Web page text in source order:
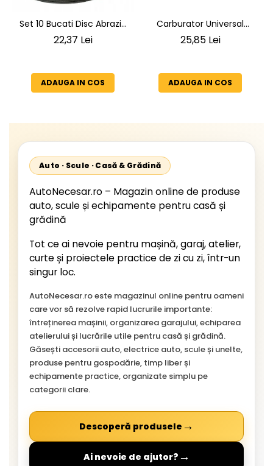
Set 10 Bucati Disc Abraziv
Subtire pentru Taiat Metal
(Model 42503)
22,37 Lei
ADAUGA IN COS
Carburator Universal
Motocoasa pe Benzina
Demon, NAC, John
Gardener, Eurotec, Makita,
25,85 Lei
ADAUGA IN COS
Auto · Scule · Casă & Grădină
AutoNecesar.ro – Magazin online de produse
auto, scule și echipamente pentru casă și
grădină
Tot ce ai nevoie pentru mașină, garaj, atelier,
curte și proiectele practice de zi cu zi, într-un
singur loc.
AutoNecesar.ro este magazinul online pentru oameni
care vor să rezolve rapid lucrurile importante:
întreținerea mașinii, organizarea garajului, echiparea
atelierului și lucrările utile pentru casă și grădină.
Găsești accesorii auto, electrice auto, scule și unelte,
produse pentru gospodărie, timp liber și
echipamente practice, organizate simplu pe
categorii clare.
Descoperă produsele →
Ai nevoie de ajutor? →